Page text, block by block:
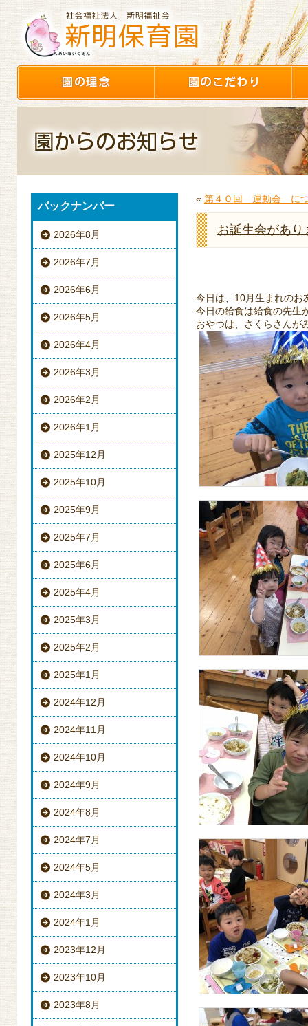
バックナンバー
2026年8月
2026年7月
2026年6月
2026年5月
2026年4月
2026年3月
2026年2月
2026年1月
2025年12月
2025年10月
2025年9月
2025年7月
2025年6月
2025年4月
2025年3月
2025年2月
2025年1月
2024年12月
2024年11月
2024年10月
2024年9月
2024年8月
2024年7月
2024年5月
2024年3月
2024年1月
2023年12月
2023年10月
2023年8月
« 第４０回 運動会 に
お誕生会があ
今日は、10月生まれのお
今日の給食は給食の先生
おやつは、さくらさんが